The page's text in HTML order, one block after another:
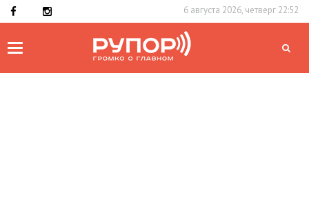
6 августа 2026, четверг 22:52
Toggle